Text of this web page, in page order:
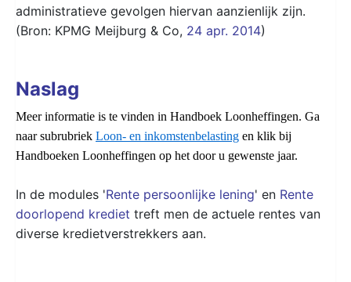
administratieve gevolgen hiervan aanzienlijk zijn.
(Bron: KPMG Meijburg & Co, 24 apr. 2014)
Naslag
Meer informatie is te vinden in Handboek Loonheffingen. Ga
naar subrubriek Loon- en inkomstenbelasting en klik bij
Handboeken Loonheffingen op het door u gewenste jaar.
In de modules 'Rente persoonlijke lening' en Rente
doorlopend krediet treft men de actuele rentes van
diverse kredietverstrekkers aan.